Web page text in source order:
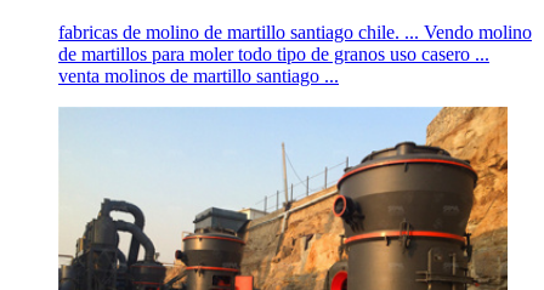
fabricas de molino de martillo santiago chile. ... Vendo molino
de martillos para moler todo tipo de granos uso casero ...
venta molinos de martillo santiago ...